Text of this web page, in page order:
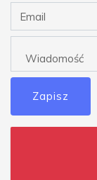
Zapisz